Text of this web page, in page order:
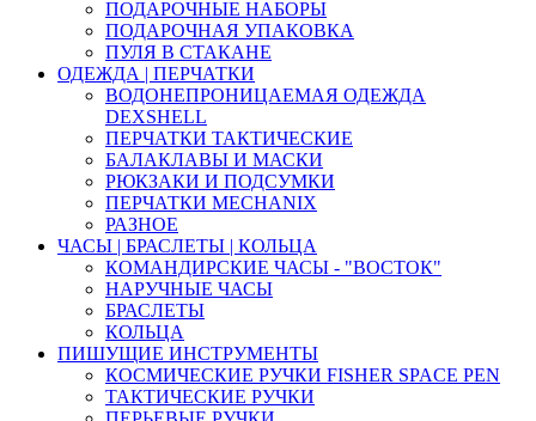
ПОДАРОЧНЫЕ НАБОРЫ
ПОДАРОЧНАЯ УПАКОВКА
ПУЛЯ В СТАКАНЕ
ОДЕЖДА | ПЕРЧАТКИ
ВОДОНЕПРОНИЦАЕМАЯ ОДЕЖДА
DEXSHELL
ПЕРЧАТКИ ТАКТИЧЕСКИЕ
БАЛАКЛАВЫ И МАСКИ
РЮКЗАКИ И ПОДСУМКИ
ПЕРЧАТКИ MECHANIX
РАЗНОЕ
ЧАСЫ | БРАСЛЕТЫ | КОЛЬЦА
КОМАНДИРСКИЕ ЧАСЫ - "ВОСТОК"
НАРУЧНЫЕ ЧАСЫ
БРАСЛЕТЫ
КОЛЬЦА
ПИШУЩИЕ ИНСТРУМЕНТЫ
КОСМИЧЕСКИЕ РУЧКИ FISHER SPACE PEN
ТАКТИЧЕСКИЕ РУЧКИ